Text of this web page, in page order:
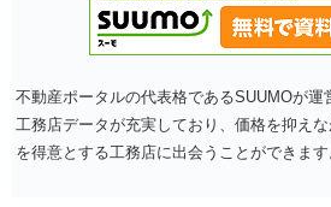
不動産ポータルの代表格であるSUUMOが
工務店データが充実しており、価格を抑え
を得意とする工務店に出会うことができます